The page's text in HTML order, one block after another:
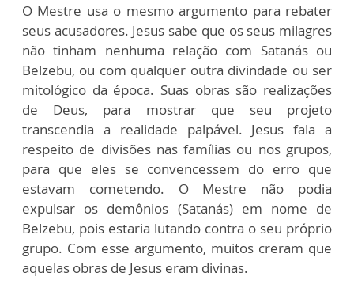
O Mestre usa o mesmo argumento para rebater
seus acusadores. Jesus sabe que os seus milagres
não tinham nenhuma relação com Satanás ou
Belzebu, ou com qualquer outra divindade ou ser
mitológico da época. Suas obras são realizações
de Deus, para mostrar que seu projeto
transcendia a realidade palpável. Jesus fala a
respeito de divisões nas famílias ou nos grupos,
para que eles se convencessem do erro que
estavam cometendo. O Mestre não podia
expulsar os demônios (Satanás) em nome de
Belzebu, pois estaria lutando contra o seu próprio
grupo. Com esse argumento, muitos creram que
aquelas obras de Jesus eram divinas.